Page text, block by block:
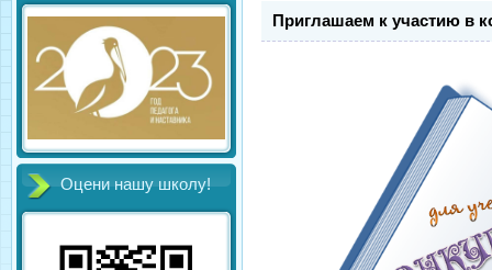
Оцени нашу школу!
Приглашаем к участию в